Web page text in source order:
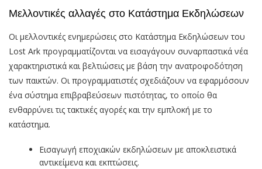
Μελλοντικές αλλαγές στο Κατάστημα Εκδηλώσεων
Οι μελλοντικές ενημερώσεις στο Κατάστημα Εκδηλώσεων του
Lost Ark προγραμματίζονται να εισαγάγουν συναρπαστικά νέα
χαρακτηριστικά και βελτιώσεις με βάση την ανατροφοδότηση
των παικτών. Οι προγραμματιστές σχεδιάζουν να εφαρμόσουν
ένα σύστημα επιβραβεύσεων πιστότητας, το οποίο θα
ενθαρρύνει τις τακτικές αγορές και την εμπλοκή με το
κατάστημα.
Εισαγωγή εποχιακών εκδηλώσεων με αποκλειστικά
αντικείμενα και εκπτώσεις.